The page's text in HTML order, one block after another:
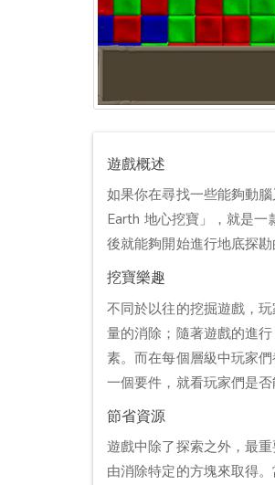
遊戲概述
如果你在尋找一些能夠動
Earth 地心挖寶」，就是
後就能夠開始進行地底探
挖寶樂趣
不同於以往的挖掘遊戲，
量的消除；隨著遊戲的進
素。而在每個層級中玩家
一個要件，就看玩家們是否
節省資源
遊戲中除了探索之外，最
由消除特定的方塊來取得